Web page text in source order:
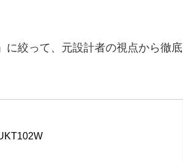
に絞って、元設計者の視点から徹底